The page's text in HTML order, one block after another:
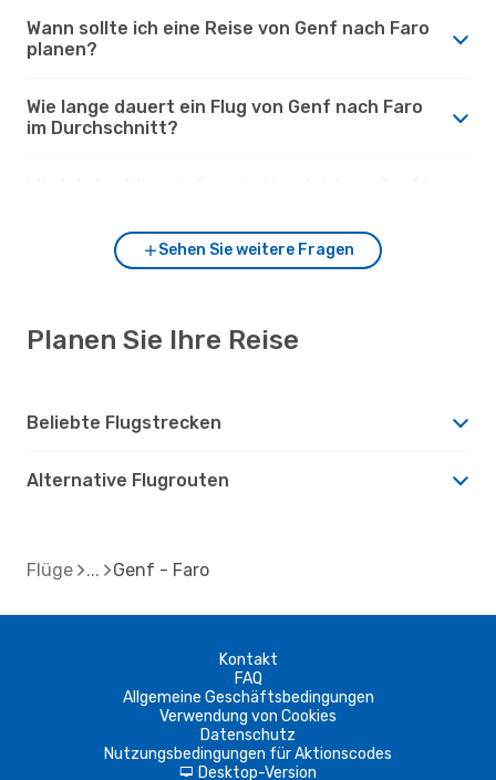
Wann sollte ich eine Reise von Genf nach Faro
planen?
Wie lange dauert ein Flug von Genf nach Faro
im Durchschnitt?
Sehen Sie weitere Fragen
Planen Sie Ihre Reise
Beliebte Flugstrecken
Alternative Flugrouten
Flüge Genf - Faro
Kontakt
FAQ
Allgemeine Geschäftsbedingungen
Verwendung von Cookies
Datenschutz
Nutzungsbedingungen für Aktionscodes
d Desktop-Version